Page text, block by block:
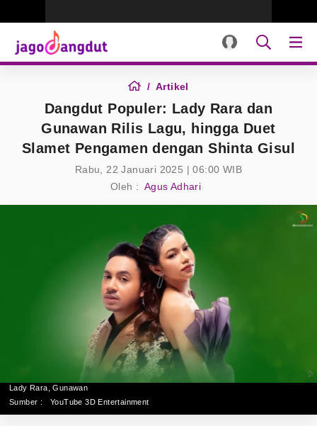
Artikel
Dangdut Populer: Lady Rara dan
Gunawan Rilis Lagu, hingga Duet
Slamet Pengamen dengan Shinta Gisul
Rabu, 22 Januari 2025 | 06:00 WIB
Oleh : Agus Adhari
Lady Rara, Gunawan
Sumber :
YouTube 3D Entertainment